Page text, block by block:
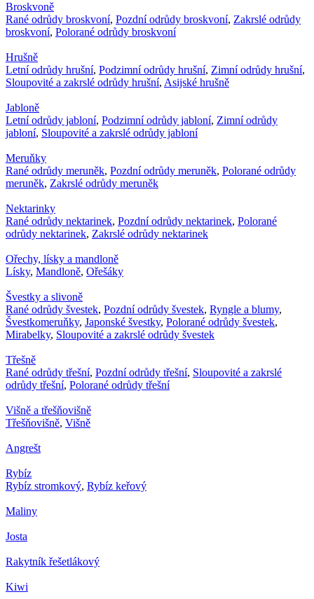
Broskvoně
Rané odrůdy broskvoní, Pozdní odrůdy broskvoní, Zakrslé odrůdy
broskvoní, Polorané odrůdy broskvoní
Hrušně
Letní odrůdy hrušní, Podzimní odrůdy hrušní, Zimní odrůdy hrušní,
Sloupovité a zakrslé odrůdy hrušní, Asijské hrušně
Jabloně
Letní odrůdy jabloní, Podzimní odrůdy jabloní, Zimní odrůdy
jabloní, Sloupovité a zakrslé odrůdy jabloní
Meruňky
Rané odrůdy meruněk, Pozdní odrůdy meruněk, Polorané odrůdy
meruněk, Zakrslé odrůdy meruněk
Nektarinky
Rané odrůdy nektarinek, Pozdní odrůdy nektarinek, Polorané
odrůdy nektarinek, Zakrslé odrůdy nektarinek
Ořechy, lísky a mandloně
Lísky, Mandloně, Ořešáky
Švestky a slivoně
Rané odrůdy švestek, Pozdní odrůdy švestek, Ryngle a blumy,
Švestkomeruňky, Japonské švestky, Polorané odrůdy švestek,
Mirabelky, Sloupovité a zakrslé odrůdy švestek
Třešně
Rané odrůdy třešní, Pozdní odrůdy třešní, Sloupovité a zakrslé
odrůdy třešní, Polorané odrůdy třešní
Višně a třešňovišně
Třešňovišně, Višně
Angrešt
Rybíz
Rybíz stromkový, Rybíz keřový
Maliny
Josta
Rakytník řešetlákový
Kiwi